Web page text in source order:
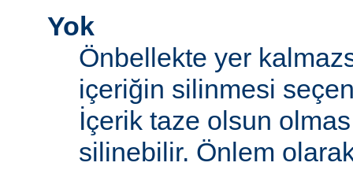
Yok
Önbellekte yer
içeriğin silinmesi
İçerik taze olsun
silinebilir. Önlem